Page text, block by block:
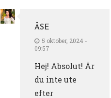
ÅSE
5 oktober, 2024 -
09:57
Hej! Absolut! Är
du inte ute
efter